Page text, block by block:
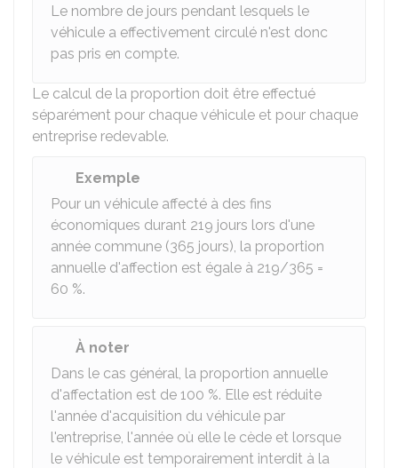
Le nombre de jours pendant lesquels le
véhicule a effectivement circulé n'est donc
pas pris en compte.
Le calcul de la proportion doit être effectué
séparément pour chaque véhicule et pour chaque
entreprise redevable.
Exemple
Pour un véhicule affecté à des fins
économiques durant 219 jours lors d'une
année commune (365 jours), la proportion
annuelle d'affection est égale à 219/365 =
60 %.
À noter
Dans le cas général, la proportion annuelle
d'affectation est de 100 %. Elle est réduite
l'année d'acquisition du véhicule par
l'entreprise, l'année où elle le cède et lorsque
le véhicule est temporairement interdit à la